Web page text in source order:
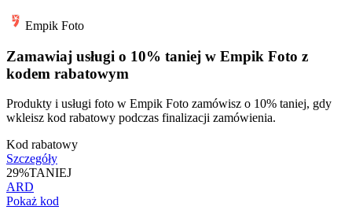
Empik Foto
Zamawiaj usługi o 10% taniej w Empik Foto z
kodem rabatowym
Produkty i usługi foto w Empik Foto zamówisz o 10% taniej, gdy
wkleisz kod rabatowy podczas finalizacji zamówienia.
Kod rabatowy
Szczegóły
29%TANIEJ
ARD
Pokaż kod